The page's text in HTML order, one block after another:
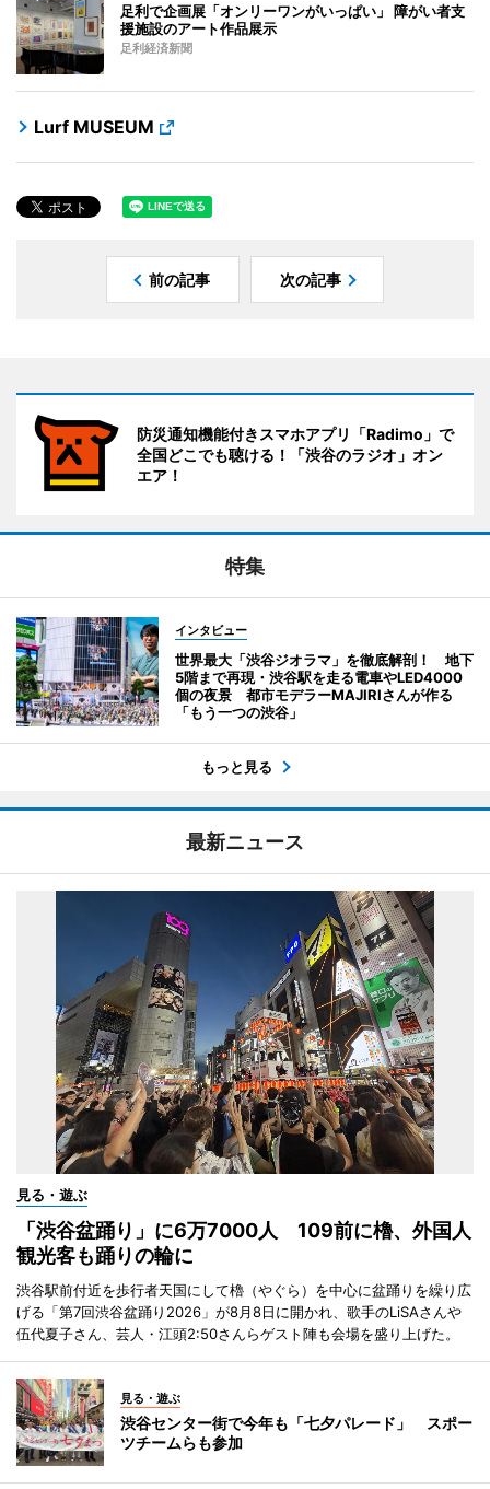
足利で企画展「オンリーワンがいっぱい」 障がい者支
援施設のアート作品展示
足利経済新聞
Lurf MUSEUM
前の記事 次の記事
防災通知機能付きスマホアプリ「Radimo」で
全国どこでも聴ける！「渋谷のラジオ」オン
エア！
特集
インタビュー
世界最大「渋谷ジオラマ」を徹底解剖！ 地下
5階まで再現・渋谷駅を走る電車やLED4000
個の夜景 都市モデラーMAJIRIさんが作る
「もう一つの渋谷」
もっと見る
最新ニュース
見る・遊ぶ
「渋谷盆踊り」に6万7000人 109前に櫓、外国人
観光客も踊りの輪に
渋谷駅前付近を歩行者天国にして櫓（やぐら）を中心に盆踊りを繰り広
げる「第7回渋谷盆踊り2026」が8月8日に開かれ、歌手のLiSAさんや
伍代夏子さん、芸人・江頭2:50さんらゲスト陣も会場を盛り上げた。
見る・遊ぶ
渋谷センター街で今年も「七夕パレード」 スポー
ツチームらも参加